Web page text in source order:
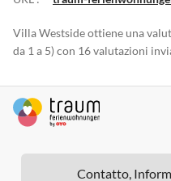
Villa Westside ottiene una
da 1 a 5) con 16 valutazioni
Contatto,